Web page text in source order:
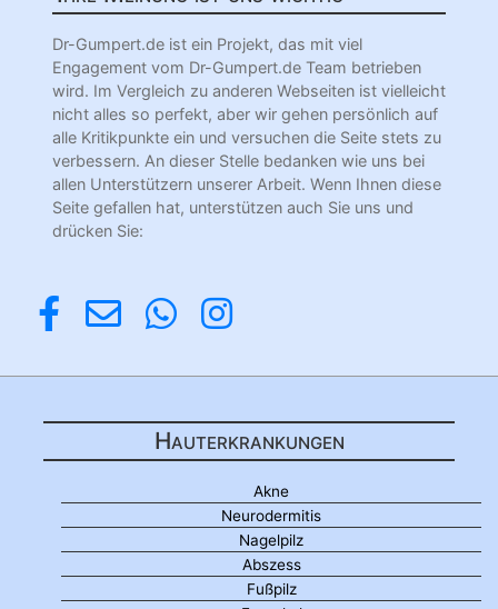
Dr-Gumpert.de ist ein Projekt, das mit viel
Engagement vom Dr-Gumpert.de Team betrieben
wird. Im Vergleich zu anderen Webseiten ist vielleicht
nicht alles so perfekt, aber wir gehen persönlich auf
alle Kritikpunkte ein und versuchen die Seite stets zu
verbessern. An dieser Stelle bedanken wie uns bei
allen Unterstützern unserer Arbeit. Wenn Ihnen diese
Seite gefallen hat, unterstützen auch Sie uns und
drücken Sie:
Hauterkrankungen
Akne
Neurodermitis
Nagelpilz
Abszess
Fußpilz